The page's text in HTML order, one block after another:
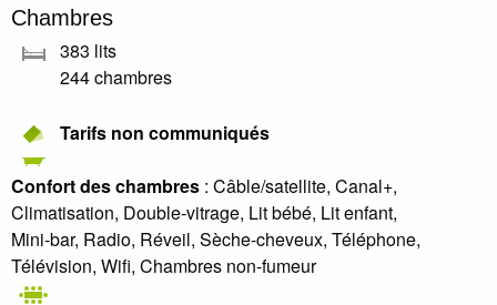
Chambres
383 lits
244 chambres
Tarifs non communiqués
Confort des chambres : Câble/satellite, Canal+,
Climatisation, Double-vitrage, Lit bébé, Lit enfant,
Mini-bar, Radio, Réveil, Sèche-cheveux, Téléphone,
Télévision, Wifi, Chambres non-fumeur